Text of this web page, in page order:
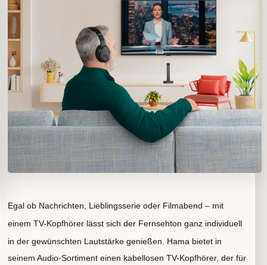
Egal ob Nachrichten, Lieblingsserie oder Filmabend – mit
einem TV-Kopfhörer lässt sich der Fernsehton ganz individuell
in der gewünschten Lautstärke genießen. Hama bietet in
seinem Audio-Sortiment einen kabellosen TV-Kopfhörer, der für